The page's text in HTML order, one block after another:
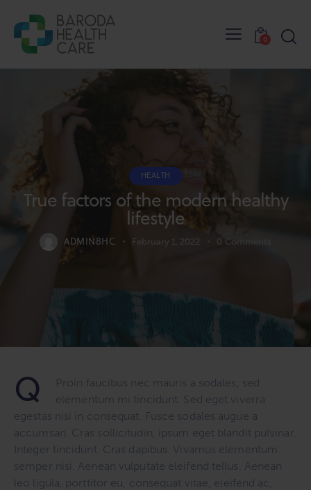
0
HEALTH
True factors of the modern healthy
lifestyle
ADMINBHC February 1, 2022 0 Comments
Q
Proin faucibus nec mauris a sodales, sed
elementum mi tincidunt. Sed eget viverra
egestas nisi in consequat. Fusce sodales augue a
accumsan. Cras sollicitudin, ipsum eget blandit pulvinar.
Integer tincidunt. Cras dapibus. Vivamus elementum
semper nisi. Aenean vulputate eleifend tellus. Aenean
leo ligula, porttitor eu, consequat vitae, eleifend ac,